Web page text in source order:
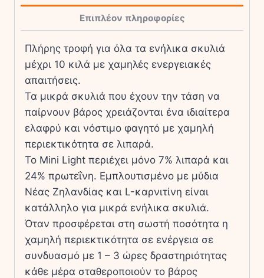
ποσότηταΕπιπλέον πληροφορίες
Πλήρης τροφή για όλα τα ενήλικα σκυλιά
μέχρι 10 κιλά με χαμηλές ενεργειακές
απαιτήσεις.
Τα μικρά σκυλιά που έχουν την τάση να
παίρνουν βάρος χρειάζονται ένα ιδιαίτερα
ελαφρύ και νόστιμο φαγητό με χαμηλή
περιεκτικότητα σε λιπαρά.
Το Mini Light περιέχει μόνο 7% λιπαρά και
24% πρωτεΐνη. Εμπλουτισμένο με μύδια
Νέας Ζηλανδίας και L-καρνιτίνη είναι
κατάλληλο για μικρά ενήλικα σκυλιά.
Όταν προσφέρεται στη σωστή ποσότητα η
χαμηλή περιεκτικότητα σε ενέργεια σε
συνδυασμό με 1 – 3 ώρες δραστηριότητας
κάθε μέρα σταθεροποιούν το βάρος